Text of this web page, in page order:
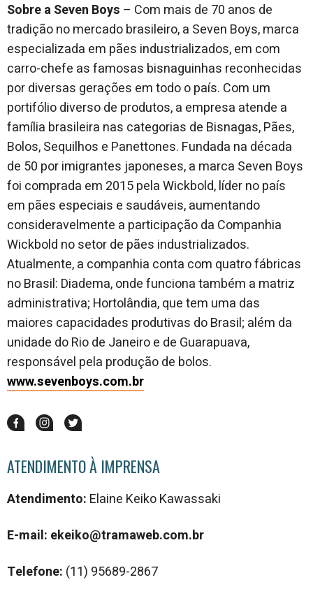
Sobre a Seven Boys – Com mais de 70 anos de
tradição no mercado brasileiro, a Seven Boys, marca
especializada em pães industrializados, em com
carro-chefe as famosas bisnaguinhas reconhecidas
por diversas gerações em todo o país. Com um
portifólio diverso de produtos, a empresa atende a
família brasileira nas categorias de Bisnagas, Pães,
Bolos, Sequilhos e Panettones. Fundada na década
de 50 por imigrantes japoneses, a marca Seven Boys
foi comprada em 2015 pela Wickbold, líder no país
em pães especiais e saudáveis, aumentando
consideravelmente a participação da Companhia
Wickbold no setor de pães industrializados.
Atualmente, a companhia conta com quatro fábricas
no Brasil: Diadema, onde funciona também a matriz
administrativa; Hortolândia, que tem uma das
maiores capacidades produtivas do Brasil; além da
unidade do Rio de Janeiro e de Guarapuava,
responsável pela produção de bolos.
www.sevenboys.com.br
ATENDIMENTO À IMPRENSA
Atendimento: Elaine Keiko Kawassaki
E-mail: ekeiko@tramaweb.com.br
Telefone: (11) 95689-2867